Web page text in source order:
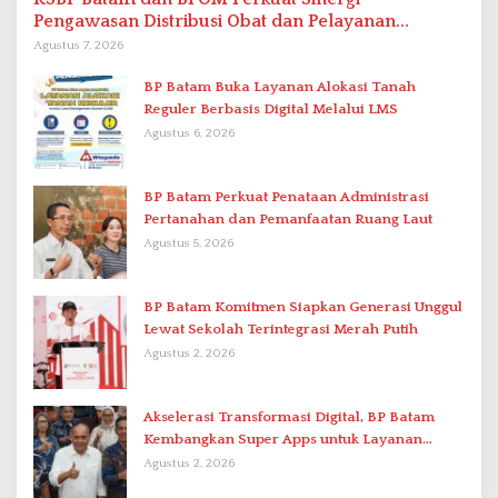
Pengawasan Distribusi Obat dan Pelayanan
Kefarmasian
Agustus 7, 2026
BP Batam Buka Layanan Alokasi Tanah
Reguler Berbasis Digital Melalui LMS
Agustus 6, 2026
BP Batam Perkuat Penataan Administrasi
Pertanahan dan Pemanfaatan Ruang Laut
Agustus 5, 2026
BP Batam Komitmen Siapkan Generasi Unggul
Lewat Sekolah Terintegrasi Merah Putih
Agustus 2, 2026
Akselerasi Transformasi Digital, BP Batam
Kembangkan Super Apps untuk Layanan
Terpadu
Agustus 2, 2026